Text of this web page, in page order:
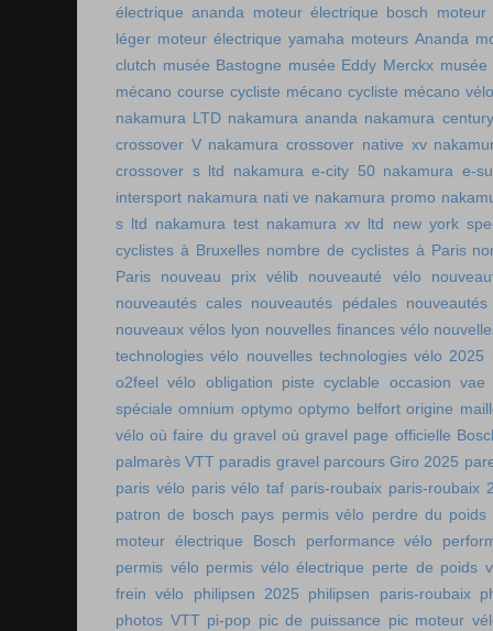
électrique ananda
moteur électrique bosch
moteur
léger moteur électrique yamaha moteurs Ananda
clutch musée Bastogne musée Eddy Merckx
mécano course cycliste mécano cycliste mécano vélo
nakamura LTD nakamura ananda nakamura
crossover V nakamura crossover native xv
crossover s ltd
nakamura e-city 50 nakamura e-
intersport nakamura nati ve nakamura promo
s ltd nakamura test nakamura xv ltd
new york
cyclistes à Bruxelles nombre de cyclistes à Paris
Paris
nouveau prix vélib nouveauté vélo
nouveautés cales nouveautés pédales
nouveaux vélos lyon nouvelles finances vélo
technologies vélo nouvelles technologies vélo 2025
o2feel vélo
obligation piste cyclable
occasion vae
spéciale omnium optymo optymo belfort origine
vélo où faire du gravel où gravel page officielle
palmarès VTT paradis gravel parcours Giro 2025
paris vélo paris vélo taf paris-roubaix paris-roubaix
patron de bosch pays permis vélo perdre du poids
moteur électrique Bosch
performance vélo
permis vélo permis vélo électrique perte de poids
frein vélo
philipsen 2025 philipsen paris-roubaix
photos VTT pi-pop pic de puissance pic moteur